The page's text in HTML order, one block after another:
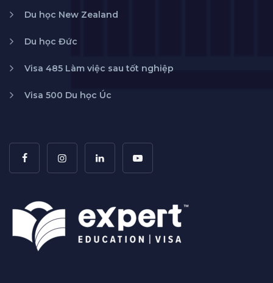
Du học New Zealand
Du học Đức
Visa 485 Làm việc sau tốt nghiệp
Visa 500 Du học Úc